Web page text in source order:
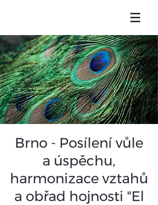
Brno - Posílení vůle
a úspěchu,
harmonizace vztahů
a obřad hojnosti "El